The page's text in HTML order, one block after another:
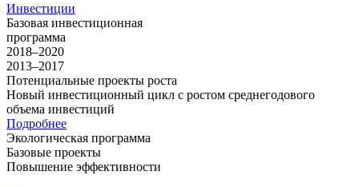
Инвестиции
Базовая инвестиционная
программа
2018–2020
2013–2017
Потенциальные проекты роста
Новый инвестиционный цикл с ростом среднегодового
объема инвестиций
Подробнее
Экологическая программа
Базовые проекты
Повышение эффективности